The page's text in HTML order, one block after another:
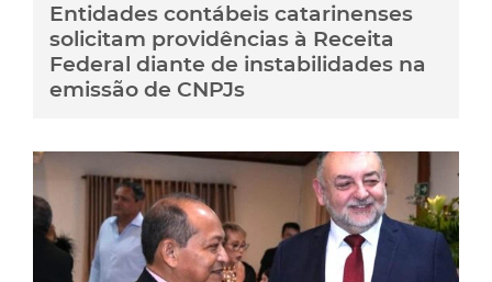
Entidades contábeis catarinenses
solicitam providências à Receita
Federal diante de instabilidades na
emissão de CNPJs